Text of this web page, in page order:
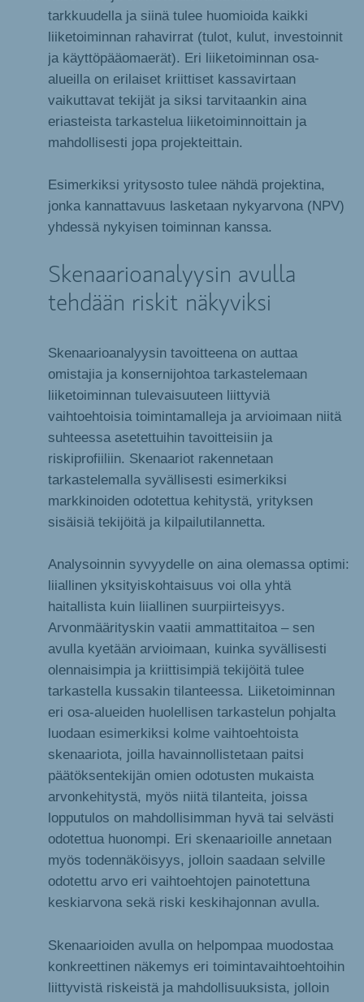
tarkkuudella ja siinä tulee huomioida kaikki
liiketoiminnan rahavirrat (tulot, kulut, investoinnit
ja käyttöpääomaerät). Eri liiketoiminnan osa-
alueilla on erilaiset kriittiset kassavirtaan
vaikuttavat tekijät ja siksi tarvitaankin aina
eriasteista tarkastelua liiketoiminnoittain ja
mahdollisesti jopa projekteittain.
Esimerkiksi yritysosto tulee nähdä projektina,
jonka kannattavuus lasketaan nykyarvona (NPV)
yhdessä nykyisen toiminnan kanssa.
Skenaarioanalyysin avulla
tehdään riskit näkyviksi
Skenaarioanalyysin tavoitteena on auttaa
omistajia ja konsernijohtoa tarkastelemaan
liiketoiminnan tulevaisuuteen liittyviä
vaihtoehtoisia toimintamalleja ja arvioimaan niitä
suhteessa asetettuihin tavoitteisiin ja
riskiprofiiliin. Skenaariot rakennetaan
tarkastelemalla syvällisesti esimerkiksi
markkinoiden odotettua kehitystä, yrityksen
sisäisiä tekijöitä ja kilpailutilannetta.
Analysoinnin syvyydelle on aina olemassa optimi:
liiallinen yksityiskohtaisuus voi olla yhtä
haitallista kuin liiallinen suurpiirteisyys.
Arvonmäärityskin vaatii ammattitaitoa – sen
avulla kyetään arvioimaan, kuinka syvällisesti
olennaisimpia ja kriittisimpiä tekijöitä tulee
tarkastella kussakin tilanteessa. Liiketoiminnan
eri osa-alueiden huolellisen tarkastelun pohjalta
luodaan esimerkiksi kolme vaihtoehtoista
skenaariota, joilla havainnollistetaan paitsi
päätöksentekijän omien odotusten mukaista
arvonkehitystä, myös niitä tilanteita, joissa
lopputulos on mahdollisimman hyvä tai selvästi
odotettua huonompi. Eri skenaarioille annetaan
myös todennäköisyys, jolloin saadaan selville
odotettu arvo eri vaihtoehtojen painotettuna
keskiarvona sekä riski keskihajonnan avulla.
Skenaarioiden avulla on helpompaa muodostaa
konkreettinen näkemys eri toimintavaihtoehtoihin
liittyvistä riskeistä ja mahdollisuuksista, jolloin